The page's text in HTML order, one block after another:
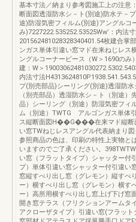
基本寸法／納まり参考図施工上の注意
断面図透湿防水シ－ト(別途)防水テ－
途)防湿気密フィルム(別途)アングルコ
み)7227222.535252.53525Ww’：内法
201562481028328340401.54枚建合
ンガス単体引違い窓マド在来ねじレ
ングルコーナーピース（W＞1690のみ
建：W＞
内法寸法
プ(別売部品)シーリング(別途)透湿防
（別売部品）透湿防水シ－ト（別途）
品）シーリング（別途）防湿気密フィ
ム（別途）TWTG アルゴンガス単体
ス縦断面図H��G���在来マド縦断
い窓TWねじレスアングル代表納まり
参照商品の色は、印刷の特性上実物と
いますのでご了承ください。
い窓（フラットタイプ）シャッター付
プ）単体引違い窓シャッター付引違い
窓縦すべり出し窓（グレモン）縦すべ
ー）横すべり出し窓（グレモン）横す
ー）高所用横すべり出し窓上げ下げ窓
開き窓テラス（フリクションアームタ
アクローザタイプ）引違い窓(フラッ